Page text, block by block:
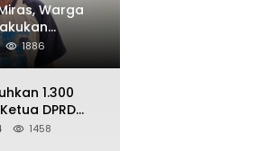
Warga
1886
1.300
DPRD
Tupoksi
1458